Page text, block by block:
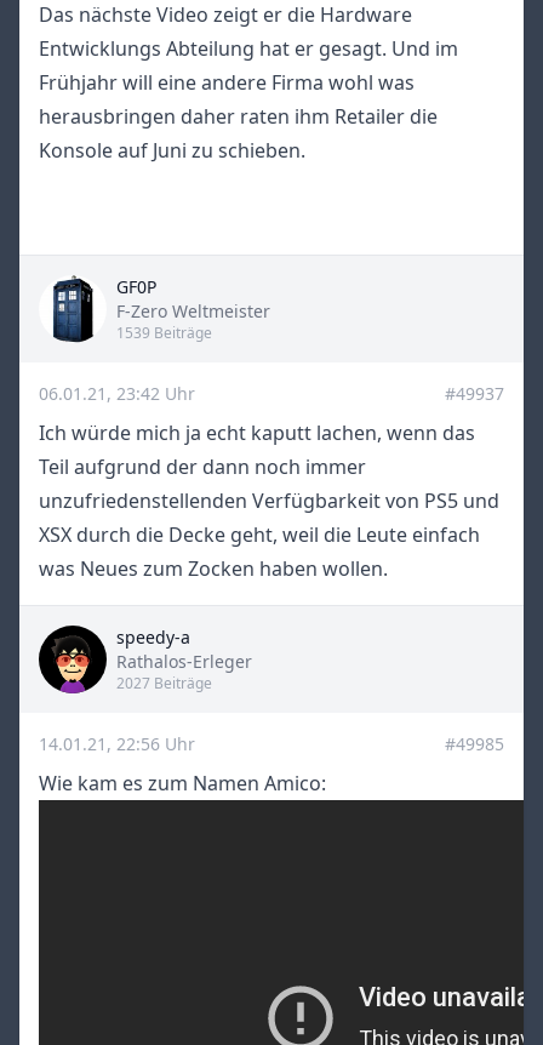
Das nächste Video zeigt er die Hardware
Entwicklungs Abteilung hat er gesagt. Und im
Frühjahr will eine andere Firma wohl was
herausbringen daher raten ihm Retailer die
Konsole auf Juni zu schieben.
GF0P
Title
F-Zero Weltmeister
1539 Beiträge
06.01.21, 23:42 Uhr #49937
Ich würde mich ja echt kaputt lachen, wenn das
Teil aufgrund der dann noch immer
unzufriedenstellenden Verfügbarkeit von PS5 und
XSX durch die Decke geht, weil die Leute einfach
was Neues zum Zocken haben wollen.
speedy-a
Title
Rathalos-Erleger
2027 Beiträge
14.01.21, 22:56 Uhr #49985
Wie kam es zum Namen Amico: